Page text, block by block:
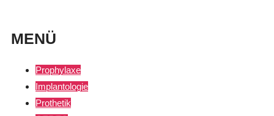
MENÜ
Prophylaxe
Implantologie
Prothetik